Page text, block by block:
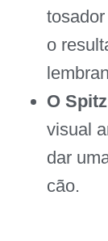
o
O
visual
dar
cão.